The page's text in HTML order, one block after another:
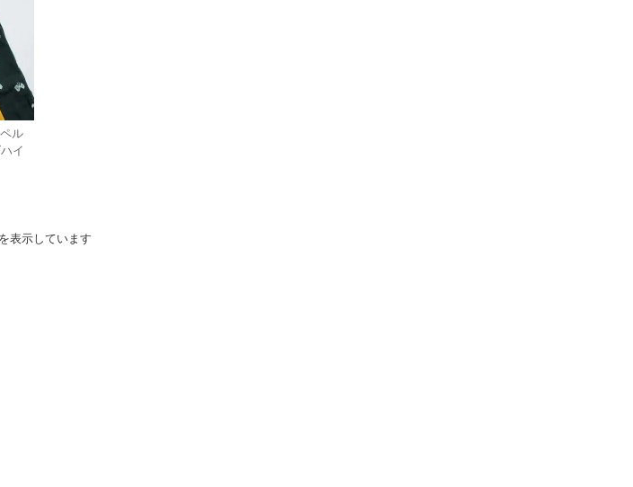
ル
イ
表示しています